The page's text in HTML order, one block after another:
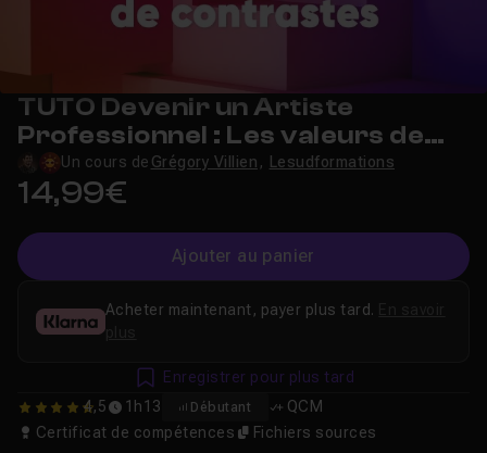
TUTO Devenir un Artiste
Professionnel : Les valeurs de
contrastes
Un cours de Grégory Villien , Lesudformations
14,99€
Ajouter au panier
4.4545454545455
4,5 1h13 Débutant
QCM
Certificat de compétences
Fichiers sources
Acheter maintenant, payer plus tard.
plus
Enregistrer pour plus tard